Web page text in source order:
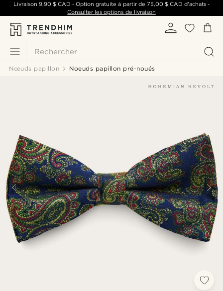
Rechercher
Livraison 9,90 $ CAD - Option gratuite à partir de 75,00 $ CAD d'achats -
Consulter les options de livraison
Nœuds papillon Noeuds papillon pré-noués